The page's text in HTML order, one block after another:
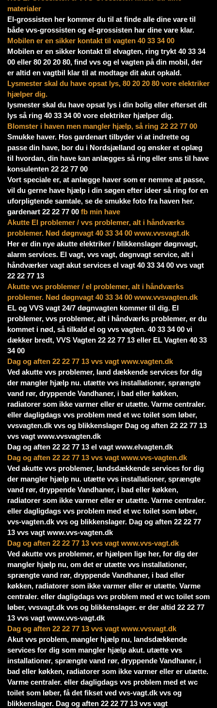
materialer
El-grossisten her kommer du til at finde alle dine vare til
både vvs-grossisten og el-grossisten har dine vare klar.
Mobilen er en sikker kontakt til vagten 40 33 34 00
Mobilen er en sikker kontakt til elvagten, ring trykt 40 33 34
00 eller 80 20 20 80, find vvs og el vagten på din mobil, der
er altid en vagtbil klar til at modtage dit akut opkald.
Lysmester skal du have opsat lys, 80 20 20 80 vore elektriker
hjælper dig.
lysmester skal du have opsat lys i din bolig eller efterset dit
lys så ring 40 33 34 00 vore elektriker hjælper dig.
Blomster i haven men mangler hjælp, så ring 22 22 77 00
Smukke haver. Hos gardenart tilbyder vi at indrette og
passe din have, bor du i Nordsjælland og ønsker et oplæg
til hvordan, din have kan anlægges så ring eller sms til have
konsulenten 22 22 77 00
Vort speciale er, at anlægge haver som er nemme at passe,
vil du gerne have hjælp i din søgen efter ideer så ring for en
uforpligtende samtale, se de smukke foto fra haven her.
gardenart 22 22 77 00 fb min have
Akutte El problemer / vvs problemer, alt i håndværks
problemer. Nød døgnvagt 40 33 34 00 www.vvsvagt.dk
Her er din nye akutte elektriker / blikkenslager døgnvagt,
alarm services. El vagt, vvs vagt, døgnvagt service, alt i
håndværker vagt akut services el vagt 40 33 34 00 vvs vagt
22 22 77 13
Akutte vvs problemer / el problemer, alt i håndværks
problemer. Nød døgnvagt 40 33 34 00 www.vvsvagten.dk
EL og VVS vagt 24/7 døgnvagten kommer til dig. El
problemer, vvs problemer, alt i håndværks problemer, er du
kommet i nød, så tilkald el og vvs vagten. 40 33 34 00 vi
dækker bredt, VVS Vagten 22 22 77 13 eller EL Vagten 40 33
34 00
Dag og aften 22 22 77 13 vvs vagt www.vagten.dk
Ved akutte vvs problemer, land dækkende services for dig
der mangler hjælp nu. utætte vvs installationer, sprængte
vand rør, dryppende Vandhaner, i bad eller køkken,
radiatorer som ikke varmer eller er utætte. Varme centraler.
eller dagligdags vvs problem med et wc toilet som løber,
vvsvagten.dk vvs og blikkenslager Dag og aften 22 22 77 13
vvs vagt www.vvsvagten.dk
Dag og aften 22 22 77 13 el vagt www.elvagten.dk
Dag og aften 22 22 77 13 vvs vagt www.vvs-vagten.dk
Ved akutte vvs problemer, landsdækkende services for dig
der mangler hjælp nu. utætte vvs installationer, sprængte
vand rør, dryppende Vandhaner, i bad eller køkken,
radiatorer som ikke varmer eller er utætte. Varme centraler.
eller dagligdags vvs problem med et wc toilet som løber,
vvs-vagten.dk vvs og blikkenslager. Dag og aften 22 22 77
13 vvs vagt www.vvs-vagten.dk
Dag og aften 22 22 77 13 vvs vagt www.vvs-vagt.dk
Ved akutte vvs problemer, er hjælpen lige her, for dig der
mangler hjælp nu, om det er utætte vvs installationer,
sprængte vand rør, dryppende Vandhaner, i bad eller
køkken, radiatorer som ikke varmer eller er utætte. Varme
centraler. eller dagligdags vvs problem med et wc toilet som
løber, vvsvagt.dk vvs og blikkenslager. er der altid 22 22 77
13 vvs vagt www.vvs-vagt.dk
Dag og aften 22 22 77 13 vvs vagt www.vvsvagt.dk
Akut vvs problem, mangler hjælp nu, landsdækkende
services for dig som mangler hjælp akut. utætte vvs
installationer, sprængte vand rør, dryppende Vandhaner, i
bad eller køkken, radiatorer som ikke varmer eller er utætte.
Varme centraler. eller dagligdags vvs problem med et wc
toilet som løber, få det fikset ved vvs-vagt.dk vvs og
blikkenslager. Dag og aften 22 22 77 13 vvs vagt